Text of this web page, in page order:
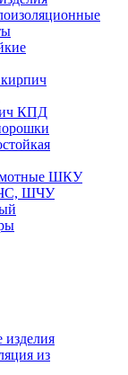
КПД
ШКУ
ШЧУ
изделия
из